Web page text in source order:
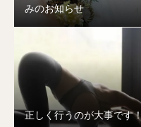
みのお知らせ
正しく行うのが大事です！